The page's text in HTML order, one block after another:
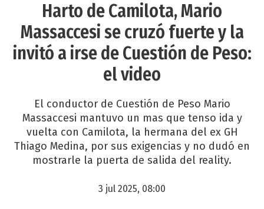
Harto de Camilota, Mario
Massaccesi se cruzó fuerte y la
invitó a irse de Cuestión de Peso:
el video
El conductor de Cuestión de Peso Mario
Massaccesi mantuvo un mas que tenso ida y
vuelta con Camilota, la hermana del ex GH
Thiago Medina, por sus exigencias y no dudó en
mostrarle la puerta de salida del reality.
3 jul 2025, 08:00